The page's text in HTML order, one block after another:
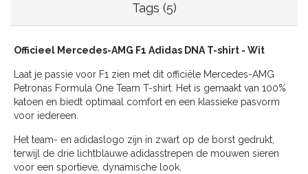
Tags (5)
Officieel Mercedes-AMG F1 Adidas DNA T-shirt - Wit
Laat je passie voor F1 zien met dit officiële Mercedes-AMG
Petronas Formula One Team T-shirt. Het is gemaakt van 100%
katoen en biedt optimaal comfort en een klassieke pasvorm
voor iedereen.
Het team- en adidaslogo zijn in zwart op de borst gedrukt,
terwijl de drie lichtblauwe adidasstrepen de mouwen sieren
voor een sportieve, dynamische look.